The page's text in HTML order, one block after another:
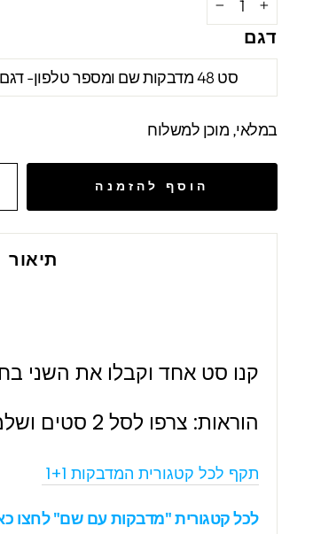
+
דגם
במלאי, מוכן למשלוח
הוסף להזמנה
תיאור
קנו סט אחד וקבלו את השני
הוראות: צרפו לסל 2 סטים ושלמו רק על 1.
תקף לכל קטגורית המדבקות 1+1
לכל קטגורית "מדבקות עם שם" לחצו